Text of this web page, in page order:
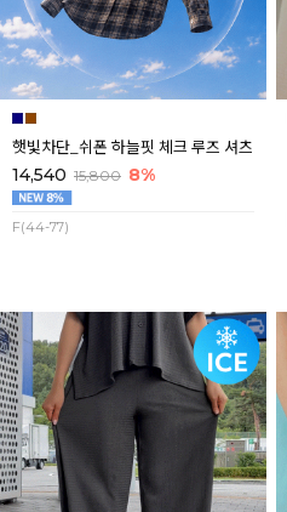
햇빛차단_쉬폰 하늘핏 체크 루즈 셔츠
14,540 15,800 8%
F(44-77)